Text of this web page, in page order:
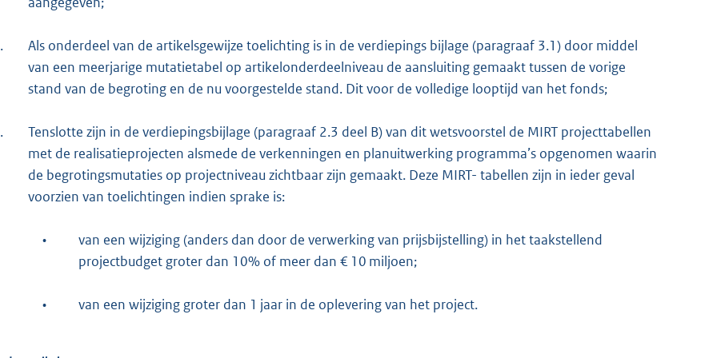
Als onderdeel van de artikelsgewijze toelichting is in de verdiepings bijlage (paragraaf 3.1) door middel
van een meerjarige mutatietabel op artikelonderdeelniveau de aansluiting gemaakt tussen de vorige
stand van de begroting en de nu voorgestelde stand. Dit voor de volledige looptijd van het fonds;
Tenslotte zijn in de verdiepingsbijlage (paragraaf 2.3 deel B) van dit wetsvoorstel de MIRT projecttabellen
met de realisatieprojecten alsmede de verkenningen en planuitwerking programma’s opgenomen waarin
de begrotingsmutaties op projectniveau zichtbaar zijn gemaakt. Deze MIRT- tabellen zijn in ieder geval
voorzien van toelichtingen indien sprake is:
•
van een wijziging (anders dan door de verwerking van prijsbijstelling) in het taakstellend
projectbudget groter dan 10% of meer dan € 10 miljoen;
• van een wijziging groter dan 1 jaar in de oplevering van het project.